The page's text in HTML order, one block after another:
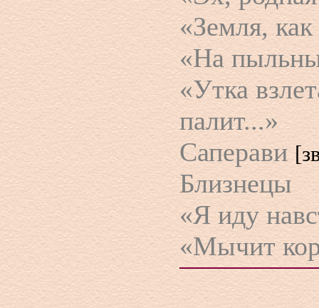
«Земля,
«На
«Утка
палит...»
Саперави
Близнецы
«Я иду
«Мычит